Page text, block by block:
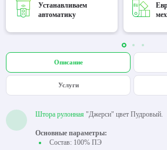
Устанавливаем
автоматику
Описание
Услуги
Штора рулонная "Джерси" цвет Пудровый.
Основные параметры:
Состав: 100% ПЭ